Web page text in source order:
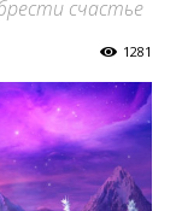
счастье
1281